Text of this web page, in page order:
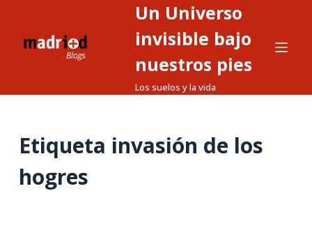
Un Universo
invisible bajo
nuestros pies
Los suelos y la vida
Etiqueta invasión de los
hogres